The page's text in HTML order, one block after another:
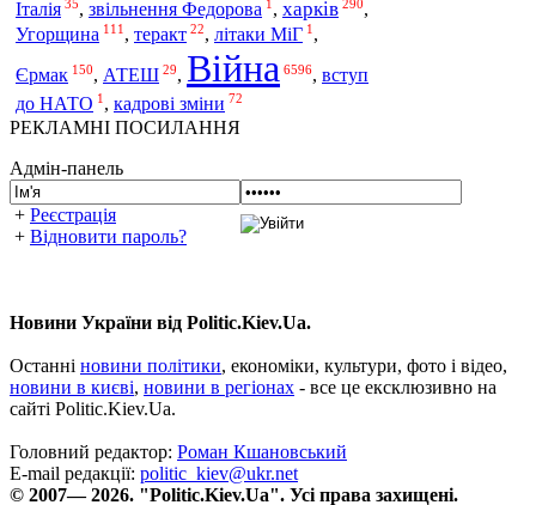
Італія 35, звільнення Федорова 1 , харків 290,
Угорщина 111 , теракт 22, літаки МіГ 1 ,
Єрмак 150, АТЕШ 29, Війна 6596, вступ
до НАТО 1, кадрові зміни 72
РЕКЛАМНІ ПОСИЛАННЯ
Адмін-панель
+ Реєстрація
+ Відновити пароль?
Новини України від Politic.Kiev.Ua.
Останні новини політики, економіки, культури, фото і відео,
новини в києві, новини в регіонах - все це ексклюзивно на
сайті Politic.Kiev.Ua.
Головний редактор: Роман Кшановський
E-mail редакції: politic_kiev@ukr.net
© 2007— 2026. "Politic.Kiev.Ua". Усі права захищені.